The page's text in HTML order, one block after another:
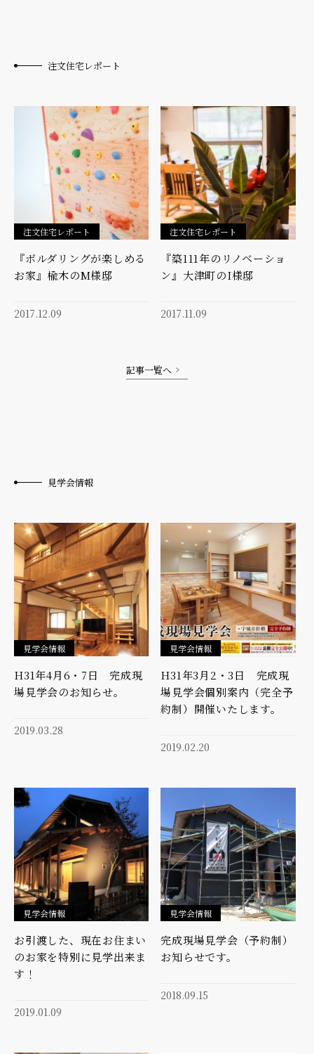
注文住宅レポート
注文住宅レポート
『ボルダリングが楽しめる
お家』楡木のM様邸
2017.12.09
注文住宅レポート
『築111年のリノベーショ
ン』大津町のI様邸
2017.11.09
記事一覧へ
見学会情報
見学会情報
H31年4月6・7日 完成現
場見学会のお知らせ。
2019.03.28
見学会情報
H31年3月2・3日 完成現
場見学会個別案内（完全予
約制）開催いたします。
2019.02.20
見学会情報
お引渡した、現在お住まい
のお家を特別に見学出来ま
す！
2019.01.09
見学会情報
完成現場見学会（予約制）
お知らせです。
2018.09.15